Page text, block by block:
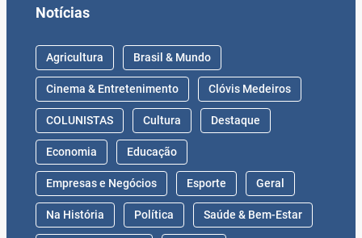
Notícias
Agricultura Brasil & Mundo
Cinema & Entretenimento Clóvis Medeiros
COLUNISTAS Cultura Destaque
Economia Educação
Empresas e Negócios Esporte Geral
Na História Política Saúde & Bem-Estar